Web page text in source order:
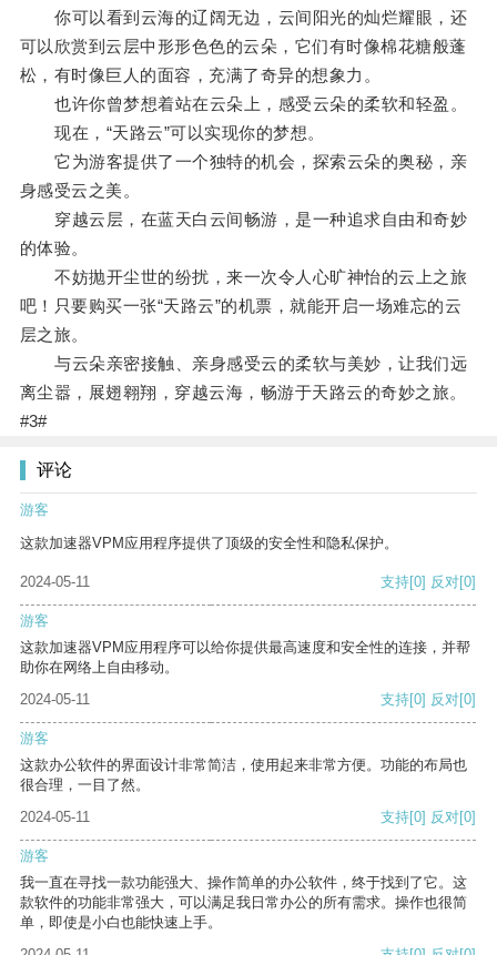
你可以看到云海的辽阔无边，云间阳光的灿烂耀眼，还
可以欣赏到云层中形形色色的云朵，它们有时像棉花糖般蓬
松，有时像巨人的面容，充满了奇异的想象力。
也许你曾梦想着站在云朵上，感受云朵的柔软和轻盈。
现在，“天路云”可以实现你的梦想。
它为游客提供了一个独特的机会，探索云朵的奥秘，亲
身感受云之美。
穿越云层，在蓝天白云间畅游，是一种追求自由和奇妙
的体验。
不妨抛开尘世的纷扰，来一次令人心旷神怡的云上之旅
吧！只要购买一张“天路云”的机票，就能开启一场难忘的云
层之旅。
与云朵亲密接触、亲身感受云的柔软与美妙，让我们远
离尘嚣，展翅翱翔，穿越云海，畅游于天路云的奇妙之旅。
#3#
评论
游客
这款加速器VPM应用程序提供了顶级的安全性和隐私保护。
2024-05-11 支持[0] 反对[0]
游客
这款加速器VPM应用程序可以给你提供最高速度和安全性的连接，并帮
助你在网络上自由移动。
2024-05-11
支持[0] 反对[0]
游客
这款办公软件的界面设计非常简洁，使用起来非常方便。功能的布局也
很合理，一目了然。
2024-05-11
支持[0] 反对[0]
游客
我一直在寻找一款功能强大、操作简单的办公软件，终于找到了它。这
款软件的功能非常强大，可以满足我日常办公的所有需求。操作也很简
单，即使是小白也能快速上手。